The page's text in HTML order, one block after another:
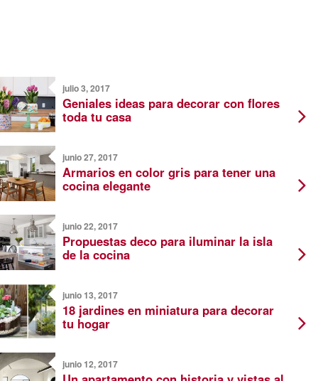
julio 3, 2017
Geniales ideas para decorar con flores
toda tu casa
junio 27, 2017
Armarios en color gris para tener una
cocina elegante
junio 22, 2017
Propuestas deco para iluminar la isla
de la cocina
junio 13, 2017
18 jardines en miniatura para decorar
tu hogar
junio 12, 2017